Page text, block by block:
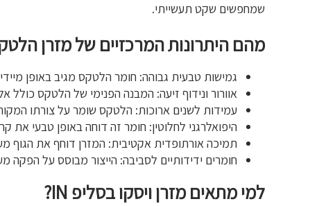
שמחפשים שקט תעשייתי.
מהם היתרונות המרכזיים של מזרן
גמישות טבעית גבוהה: חומר הלטקס מגיב באופן
אוורור ונידוף זיעה: המבנה הפנימי של הלטקס כולל
עמידות לשנים ארוכות: הלטקס שומר על צורתו
היפואלרגני לחלוטין: חומר זה דוחה באופן טבעי
תמיכה אורתופדית אקטיבית: המזרן דוחף את הגוף
חומרים ידידותיים לסביבה: הייצור מבוסס על הפקה
למי מתאים מזרן ויסקו בסליפ IN?